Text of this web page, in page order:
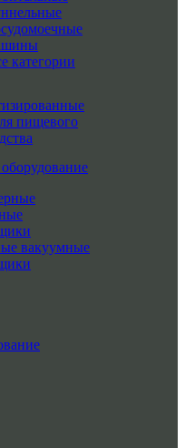
категории
пищевого
вакуумные